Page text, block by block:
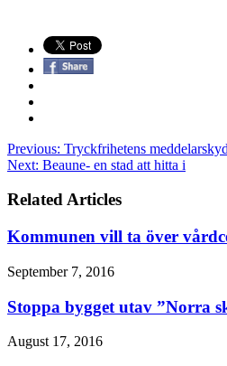
Previous: Tryckfrihetens
Next: Beaune- en stad att hitta i
Related Articles
Kommunen vill ta över
September 7, 2016
Stoppa bygget utav ”Norra
August 17, 2016